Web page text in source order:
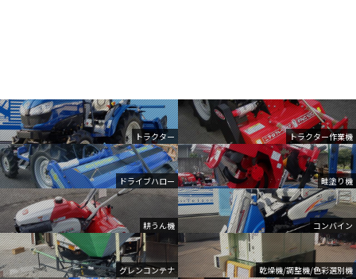
トラクター トラクター作業機
ドライブハロー 畦塗り機
耕うん機 コンバイン
グレンコンテナ 乾燥機/調整機/色彩選別機